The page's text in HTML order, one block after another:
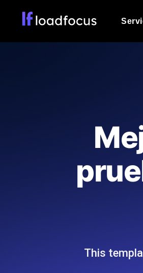
Load
los
This